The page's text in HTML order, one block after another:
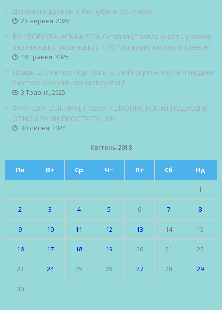
Допомога вдовам з Республіки Колумбія
23 Червня, 2025
БО “ВСЕУКРАЇНСЬКА ЛІГА Легалайф” взяла участь у заході
партнерської української НПО “Ukrainian woman in Greece”
18 Травня, 2025
Пошук шляхів протидії попиту, який сприяє торгівлі людьми
з метою сексуальної експлуатації
3 Травня, 2025
ФРАНЦИЯ ВЫБИРАЕТ АБОЛИЦИОНИСТСКИЙ ПОДХОД В
ОТНОШЕНИИ ПРОСТИТУЦИИ.
30 Липня, 2024
Квітень 2018
Пн Вт Ср Чт Пт Сб Нд
1
2 3 4 5 6 7 8
9 10 11 12 13 14 15
16 17 18 19 20 21 22
23 24 25 26 27 28 29
30